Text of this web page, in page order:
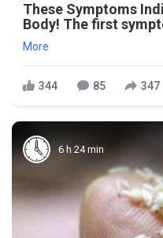
These Symptoms
Body! The first
More
344 85 347
6 h 24 min